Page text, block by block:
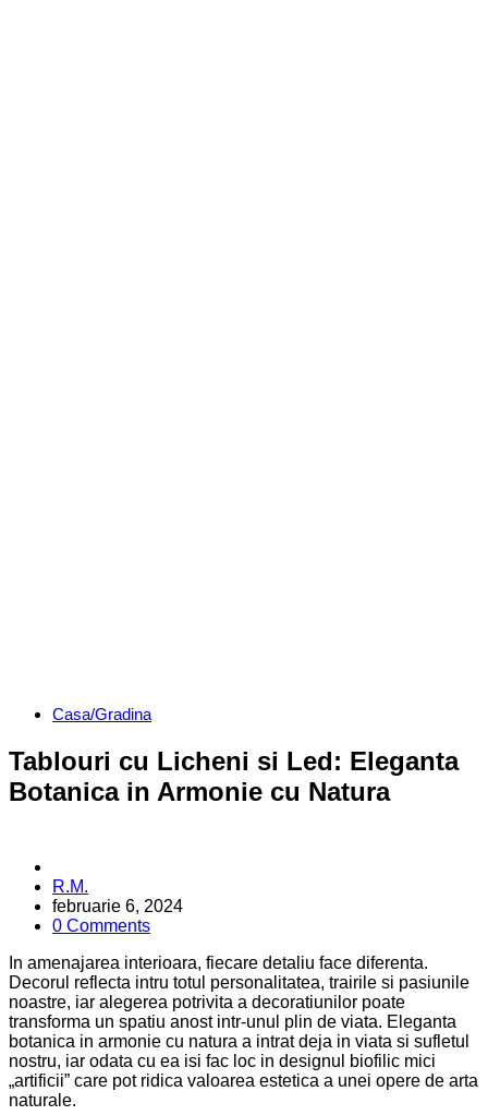
Categories
Casa/Gradina
Tablouri cu Licheni si Led: Eleganta
Botanica in Armonie cu Natura
Posted
by
R.M.
februarie 6, 2024
0 Comments
In amenajarea interioara, fiecare detaliu face diferenta.
Decorul reflecta intru totul personalitatea, trairile si pasiunile
noastre, iar alegerea potrivita a decoratiunilor poate
transforma un spatiu anost intr-unul plin de viata. Eleganta
botanica in armonie cu natura a intrat deja in viata si sufletul
nostru, iar odata cu ea isi fac loc in designul biofilic mici
„artificii” care pot ridica valoarea estetica a unei opere de arta
naturale.